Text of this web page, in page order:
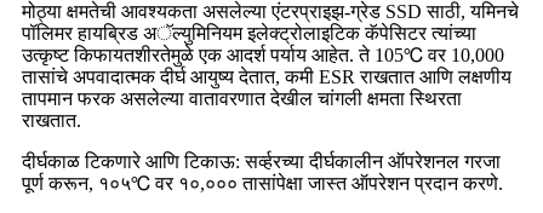
मोठ्या क्षमतेची आवश्यकता असलेल्या एंटरप्राइझ-ग्रेड SSD साठी, यमिनचे
पॉलिमर हायब्रिड अॅल्युमिनियम इलेक्ट्रोलाइटिक कॅपेसिटर त्यांच्या
उत्कृष्ट किफायतशीरतेमुळे एक आदर्श पर्याय आहेत. ते 105℃ वर 10,000
तासांचे अपवादात्मक दीर्घ आयुष्य देतात, कमी ESR राखतात आणि लक्षणीय
तापमान फरक असलेल्या वातावरणात देखील चांगली क्षमता स्थिरता
राखतात.
दीर्घकाळ टिकणारे आणि टिकाऊ: सर्व्हरच्या दीर्घकालीन ऑपरेशनल गरजा
पूर्ण करून, १०५℃ वर १०,००० तासांपेक्षा जास्त ऑपरेशन प्रदान करणे.